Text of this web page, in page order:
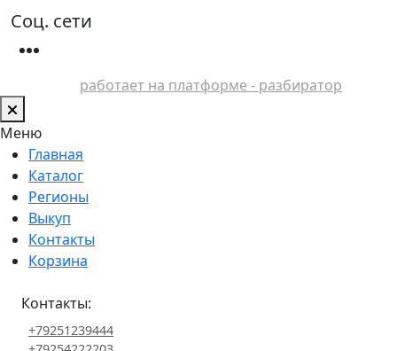
Соц. сети
работает на платформе - разбиратор
Меню
Главная
Каталог
Регионы
Выкуп
Контакты
Корзина
Контакты:
+79251239444